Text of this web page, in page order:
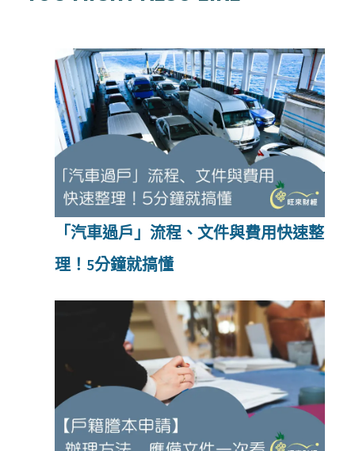
「汽車過戶」流程、文件與費用快速整
理！5分鐘就搞懂